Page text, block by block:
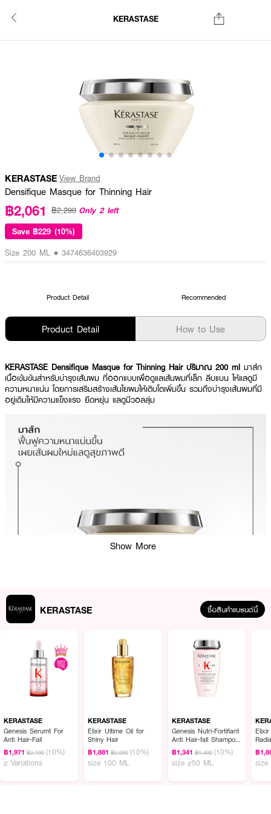
KERASTASE
KERASTASE View Brand
Densifique Masque for Thinning Hair
฿2,061 ฿2,290 Only 2 left
Save ฿229 (10%)
Size 200 ML • 3474636403929
Product Detail Recommended
Product Detail How to Use
KERASTASE Densifique Masque for Thinning Hair ปริมาณ 200 ml มาส์ก
เนื้อเข้มข้นสำหรับบำรุงเส้นผม ที่ออกแบบเพื่อดูแลเส้นผมที่เล็ก ลีบแบน ให้แลดูมี
ความหนาแน่น โดยการเสริมสร้างเส้นใยผมให้เติบโตเพิ่มขึ้น รวมถึงบำรุงเส้นผมที่มี
อยู่เดิมให้มีความแข็งแรง ยืดหยุ่น แลดูมีวอลลุ่ม
ผลลัพธ์ที่ได้ :
ดูมีความหนาแน่น โดยการเสริมสร้างเส้นใยผมให้เติบโตเพิ่มขึ้น รวมถึงบำรุงเส้นผม
ที่มีอยู่เดิมให้มีความแข็งแรง ยืดหยุ่น แลดูมีวอลลุ่ม ให้ความชุ่มชื้นในระดับที่พอดี ไม่
แห้งเสียและชี้ฟู เหมาะสำหรับผู้ที่มีปัญหาเส้นผมขาดความหนาแน่น ส่งผมให้ผมมี
ความอวบอิ่ม เปล่งประกาย สุขภาพดี และดูแลเส้นผมได้ง่ายขึ้น สามารถหวีและจัด
แต่งทรงผมได้อย่างง่ายดาย ฟื้นคืนเส้นผมของคุณกลับคืนมาได้ด้วยตัวคุณเอง
Show More
KERASTASE ซื้อสินค้าแบรนด์นี้
KERASTASE
Genesis Serumt For
Anti Hair-Fall
฿1,971 ฿2,190 (10%)
2 Variations
KERASTASE
Elixir Ultime Oil for
Shiny Hair
฿1,881 ฿2,090 (10%)
size 100 ML
KERASTASE
Genesis Nutri-Fortifiant
Anti Hair-fall Shampoo
for Thick Hair
฿1,341 ฿1,490 (10%)
size 250 ML
Oil
฿
size